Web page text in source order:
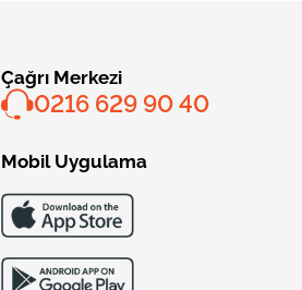
Çağrı Merkezi
0216 629 90 40
Mobil Uygulama